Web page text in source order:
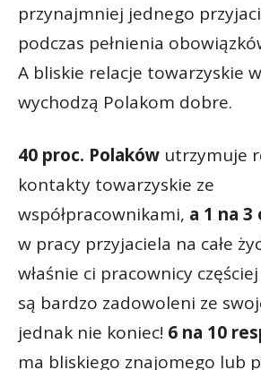
przynajmniej jednego
podczas pełnienia
A bliskie relacje towarzyskie
wychodzą Polakom dobre.
40 proc. Polaków utrzymuje
kontakty towarzyskie ze
współpracownikami, a 1 na 3
w pracy przyjaciela na całe
właśnie ci pracownicy
są bardzo zadowoleni ze
jednak nie koniec! 6 na 10
ma bliskiego znajomego lub